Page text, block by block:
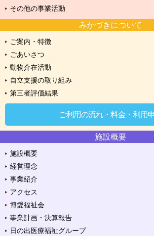
その他の事業活動
みかづきについて
ご案内・特徴
ごあいさつ
動物介在活動
自立支援の取り組み
第三者評価結果
ご利用の流れ・料金・利用
施設概要
施設概要
経営理念
事業紹介
アクセス
博愛福祉会
事業計画・決算報告
日の出医療福祉グループ